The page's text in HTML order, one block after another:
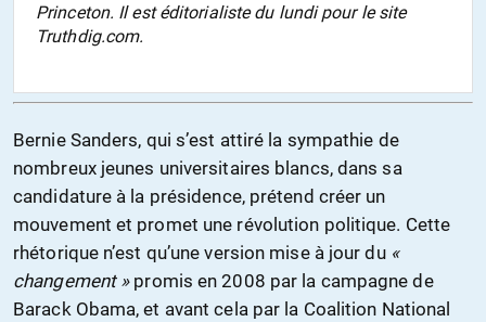
Princeton. Il est éditorialiste du lundi pour le site
Truthdig.com.
Bernie Sanders, qui s’est attiré la sympathie de
nombreux jeunes universitaires blancs, dans sa
candidature à la présidence, prétend créer un
mouvement et promet une révolution politique. Cette
rhétorique n’est qu’une version mise à jour du «
changement »promis en 2008 par la campagne de
Barack Obama, et avant cela par la Coalition National